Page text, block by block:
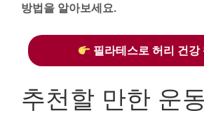
방법을 알아보세요.
필라테스로 허리 건강
추천할 만한 운